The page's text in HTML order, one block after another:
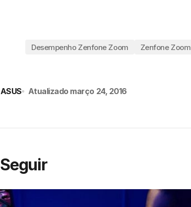
Desempenho Zenfone Zoom Zenfone Zoom
ASUS Atualizado março 24, 2016